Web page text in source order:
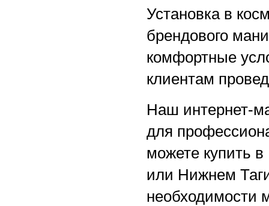
Установка в
брендового
комфортные
клиентам
Наш интернет-
для
можете купить
или Нижнем
необходимости